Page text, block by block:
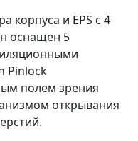
корпуса и EPS с 4
оснащен 5
Pinlock
полем зрения
открывания